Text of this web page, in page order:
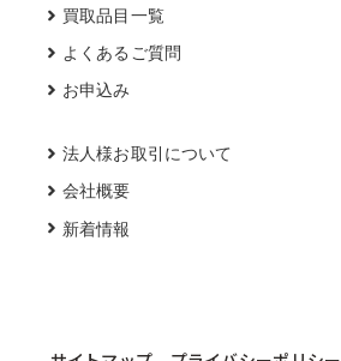
買取品目一覧
よくあるご質問
お申込み
法人様お取引について
会社概要
新着情報